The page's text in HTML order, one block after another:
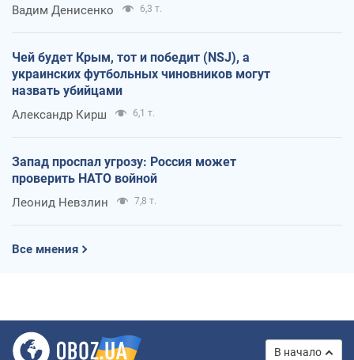
Вадим Денисенко 6,3 т.
Чей будет Крым, тот и победит (NSJ), а
украинских футбольных чиновников могут
назвать убийцами
Александр Кирш 6,1 т.
Запад проспал угрозу: Россия может
проверить НАТО войной
Леонид Невзлин 7,8 т.
Все мнения
В начало